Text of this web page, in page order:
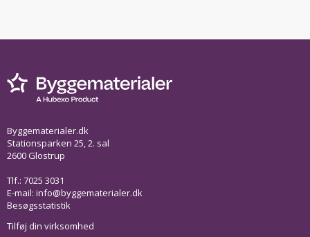
Byggematerialer.dk
Stationsparken 25, 2. sal
2600 Glostrup
Tlf.: 7025 3031
E-mail: info@byggematerialer.dk
Besøgsstatistik
Tilføj din virksomhed